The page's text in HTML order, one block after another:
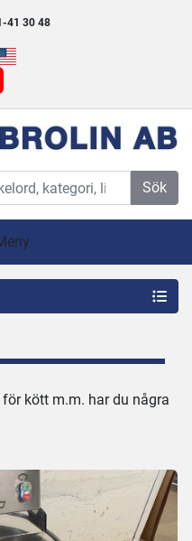
41 30 48
Sök
kött m.m. har du några